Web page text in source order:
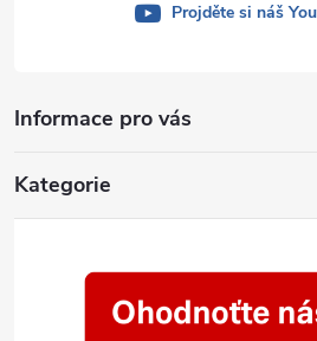
Informace pro vás
Kategorie
Projděte si náš